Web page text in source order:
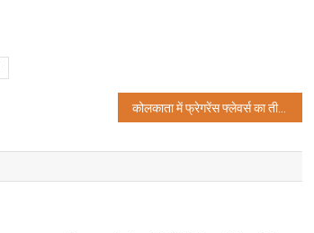
कोलकाता में फ्रेगरेंस फ्लेवर्स का तीन दिवसीय अंतरराष्ट्रीय सम्मेलन 23 से 25 फरवरी